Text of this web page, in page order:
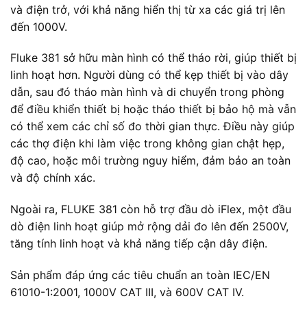
và điện trở, với khả năng hiển thị từ xa các giá trị lên
đến 1000V.
Fluke 381 sở hữu màn hình có thể tháo rời, giúp thiết bị
linh hoạt hơn. Người dùng có thể kẹp thiết bị vào dây
dẫn, sau đó tháo màn hình và di chuyển trong phòng
để điều khiển thiết bị hoặc tháo thiết bị bảo hộ mà vẫn
có thể xem các chỉ số đo thời gian thực. Điều này giúp
các thợ điện khi làm việc trong không gian chật hẹp,
độ cao, hoặc môi trường nguy hiểm, đảm bảo an toàn
và độ chính xác.
Ngoài ra, FLUKE 381 còn hỗ trợ đầu dò iFlex, một đầu
dò điện linh hoạt giúp mở rộng dải đo lên đến 2500V,
tăng tính linh hoạt và khả năng tiếp cận dây điện.
Sản phẩm đáp ứng các tiêu chuẩn an toàn IEC/EN
61010-1:2001, 1000V CAT III, và 600V CAT IV.